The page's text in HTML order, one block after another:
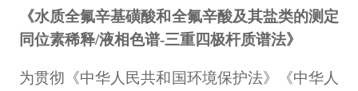
《水质全氟辛基磺酸和全氟辛酸及其盐类的测定
同位素稀释/液相色谱-三重四极杆质谱法》
为贯彻《中华人民共和国环境保护法》《中华人